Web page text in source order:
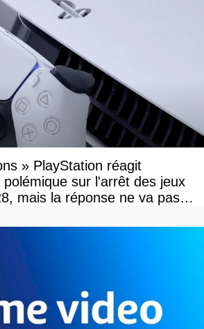
» PlayStation réagit
sur l'arrêt des jeux
mais la réponse ne va pas